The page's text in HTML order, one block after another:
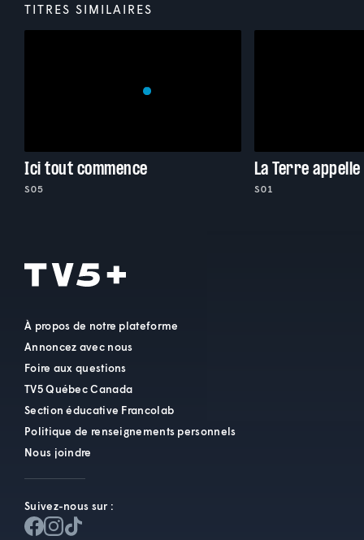
TITRES SIMILAIRES
Ici tout commence
S05
La Terre
S01
À propos de notre plateforme
Annoncez avec nous
Foire aux questions
TV5 Québec Canada
Section éducative Francolab
Politique de renseignements personnels
Nous joindre
Suivez-nous sur :